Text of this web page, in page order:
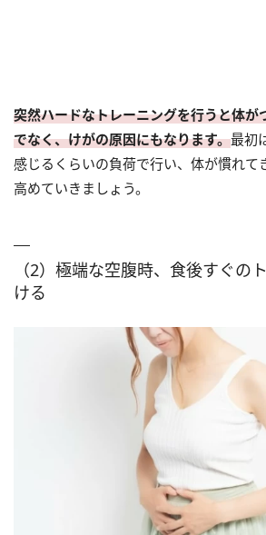
突然ハードなトレーニングを行うと体が
でなく、けがの原因にもなります。最初
感じるくらいの負荷で行い、体が慣れて
高めていきましょう。
（2）極端な空腹時、食後すぐの
ける